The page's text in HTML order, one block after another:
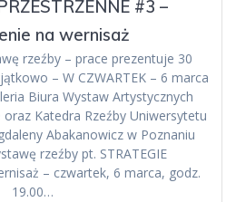
#3 –
na wernisaż
rzeźby – prace prezentuje 30
– W CZWARTEK – 6 marca
Biura Wystaw Artystycznych
Katedra Rzeźby Uniwersytetu
Abakanowicz w Poznaniu
rzeźby pt. STRATEGIE
– czwartek, 6 marca, godz.
19.00…